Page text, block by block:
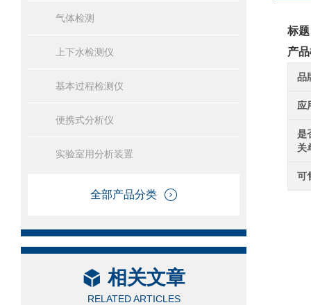
气体检测
上下水检测仪
基本过程检测仪
便携式分析仪
实验室用分析装置
全部产品分类
相关文章
RELATED ARTICLES
标
产
品
应
是
关
可